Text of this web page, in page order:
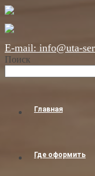
E-mail: info@uta-
Поиск
Главная
Где оформить